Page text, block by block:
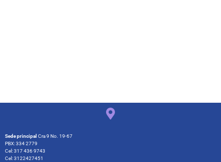
Sede principal Cra 9 No. 19-67
PBX: 334 2779
Cel: 317 436 9743
Cel: 3122427451